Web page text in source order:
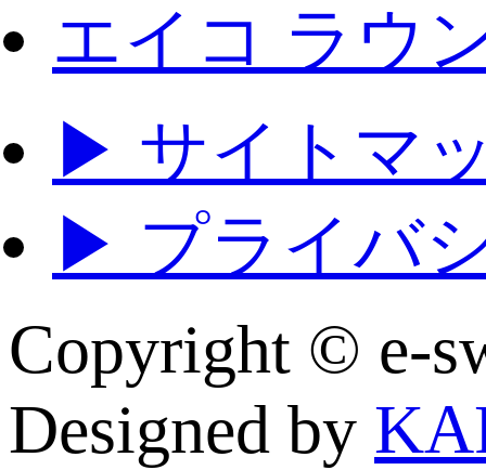
エイコ ラウ
▶ サイトマ
▶ プライバ
Copyright © e-
Designed by